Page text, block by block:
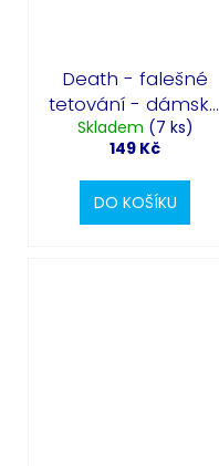
Death - falešné
tetování - dámské
punčochy
Skladem (7 ks)
149 Kč
DO KOŠÍKU